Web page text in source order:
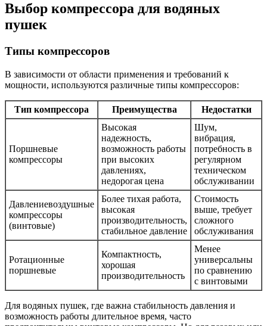
Выбор компрессора для водяных
пушек
Типы компрессоров
В зависимости от области применения и требований к
мощности, используются различные типы компрессоров:
Тип компрессора Преимущества Недостатки
Поршневые
компрессоры
Высокая
надежность,
возможность работы
при высоких
давлениях,
недорогая цена
Шум,
вибрация,
потребность в
регулярном
техническом
обслуживании
Давлениевоздушные
компрессоры
(винтовые)
Более тихая работа,
высокая
производительность,
стабильное давление
Стоимость
выше, требует
сложного
обслуживания
Ротационные
поршневые
Компактность,
хорошая
производительность
Менее
универсальны
по сравнению
с винтовыми
Для водяных пушек, где важна стабильность давления и
возможность работы длительное время, часто